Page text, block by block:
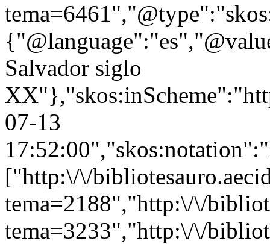
Salvador siglo
07-13
["http:\/\/
tema=2188","http:\/\/
tema=3233","http:\/\/